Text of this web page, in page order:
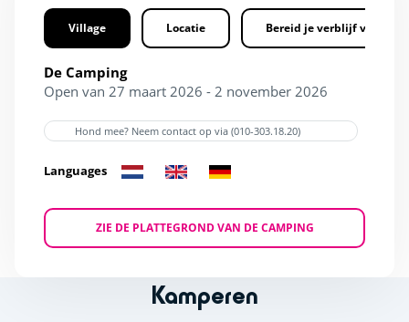
Village Locatie Bereid je verblijf voor
De Camping
Open van 27 maart 2026 - 2 november 2026
Hond mee? Neem contact op via (010-303.18.20)
Languages
ZIE DE PLATTEGROND VAN DE CAMPING
Kamperen